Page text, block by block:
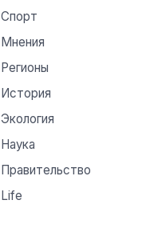
Спорт
Мнения
Регионы
История
Экология
Наука
Правительство
Life